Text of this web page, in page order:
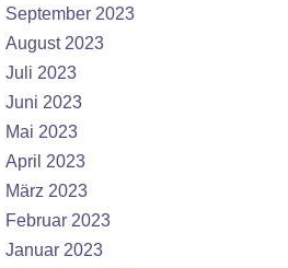
September 2023
August 2023
Juli 2023
Juni 2023
Mai 2023
April 2023
März 2023
Februar 2023
Januar 2023